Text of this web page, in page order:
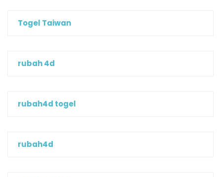
Togel Taiwan
rubah 4d
rubah4d togel
rubah4d